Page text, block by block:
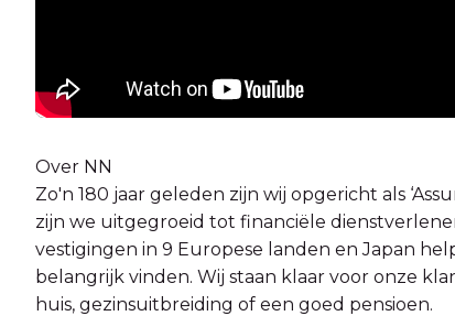
Over NN
Zo'n 180 jaar geleden zijn wij opgericht als
zijn we uitgegroeid tot financiële
vestigingen in 9 Europese landen en Japan
belangrijk vinden. Wij staan klaar voor onze
huis, gezinsuitbreiding of een goed pensioen.